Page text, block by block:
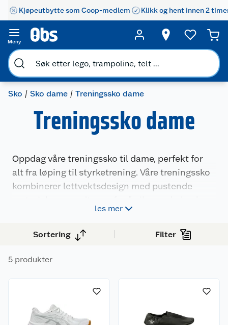
Kjøpeutbytte som Coop-medlem Klikk og hent innen 2
Meny
Sko Sko dame Treningssko dame
Treningssko dame
Oppdag våre treningssko til dame, perfekt for
alt fra løping til styrketrening. Våre treningssko
kombinerer lettvektsdesign med pustende
ytelse. Velg blant kjente merker og finn skoene
som passer perfekt til din treningsstil, enten du
fokuserer på yoga, crossfit, løping eller fotball.
les mer
Sortering Filter
5 produkter